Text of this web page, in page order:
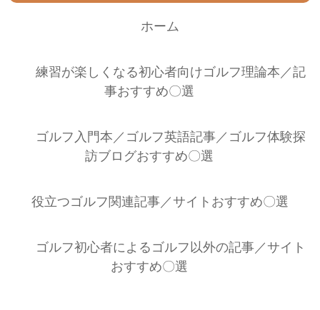
ホーム
練習が楽しくなる初心者向けゴルフ理論本／記
事おすすめ〇選
ゴルフ入門本／ゴルフ英語記事／ゴルフ体験探
訪ブログおすすめ〇選
役立つゴルフ関連記事／サイトおすすめ〇選
ゴルフ初心者によるゴルフ以外の記事／サイト
おすすめ〇選